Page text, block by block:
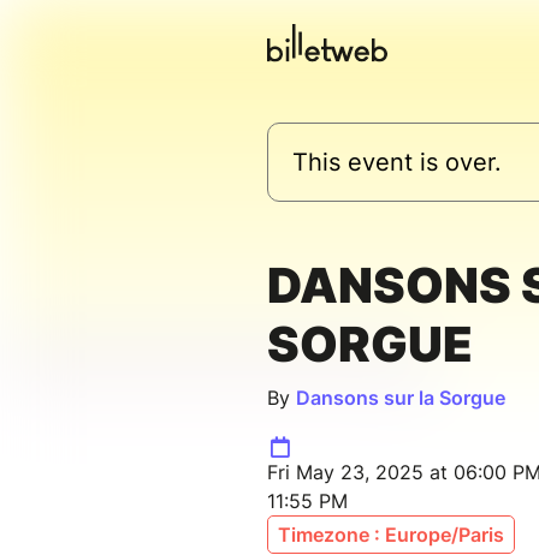
This event is over.
DANSONS
SORGUE
By Dansons sur la Sorgue
Fri May 23, 2025 at 06:00
11:55 PM
Timezone : Europe/Paris